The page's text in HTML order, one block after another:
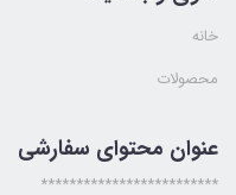
خانه
محصولات
عنوان محتوای سفارشی
*************************